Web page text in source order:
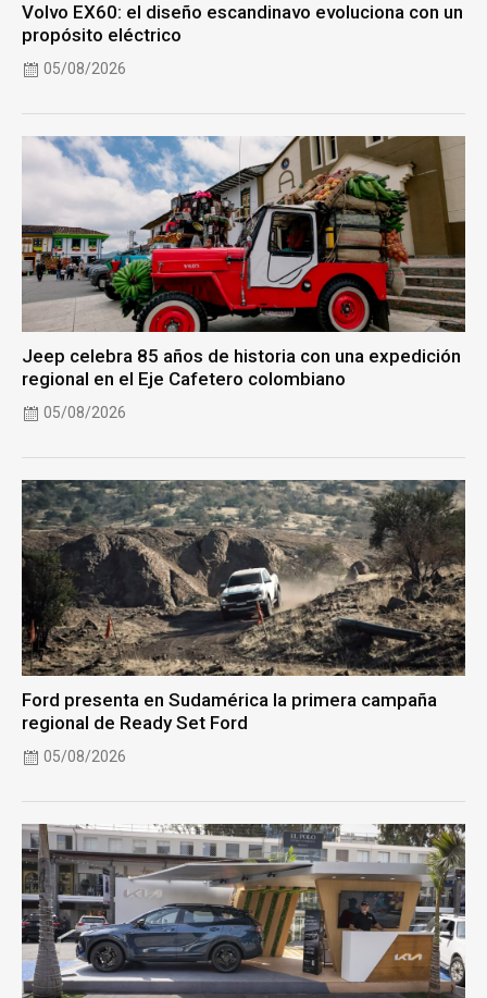
Volvo EX60: el diseño escandinavo evoluciona con un
propósito eléctrico
05/08/2026
Jeep celebra 85 años de historia con una expedición
regional en el Eje Cafetero colombiano
05/08/2026
Ford presenta en Sudamérica la primera campaña
regional de Ready Set Ford
05/08/2026